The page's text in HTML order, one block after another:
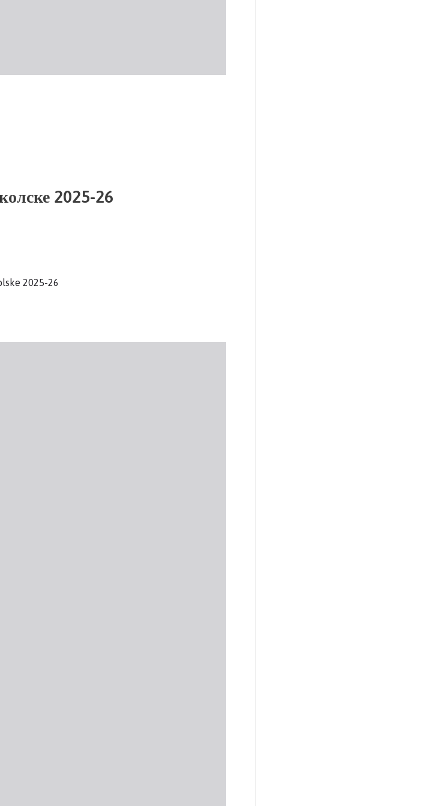
2025-26
2025-26